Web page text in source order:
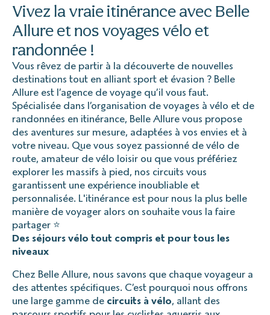
Vivez la vraie itinérance avec Belle
Allure et nos voyages vélo et
randonnée !
Vous rêvez de partir à la découverte de nouvelles
destinations tout en alliant sport et évasion ? Belle
Allure est l’agence de voyage qu’il vous faut.
Spécialisée dans l’organisation de voyages à vélo et de
randonnées en itinérance, Belle Allure vous propose
des aventures sur mesure, adaptées à vos envies et à
votre niveau. Que vous soyez passionné de vélo de
route, amateur de vélo loisir ou que vous préfériez
explorer les massifs à pied, nos circuits vous
garantissent une expérience inoubliable et
personnalisée. L'itinérance est pour nous la plus belle
manière de voyager alors on souhaite vous la faire
partager ⭐
Des séjours vélo tout compris et pour tous les
niveaux
Chez Belle Allure, nous savons que chaque voyageur a
des attentes spécifiques. C’est pourquoi nous offrons
une large gamme de circuits à vélo, allant des